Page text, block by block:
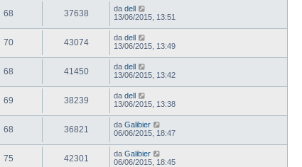
68 37638 da dell
13/06/2015, 13:51
70 43074 da dell
13/06/2015, 13:49
68 41450 da dell
13/06/2015, 13:42
69 38239 da dell
13/06/2015, 13:38
68 36821 da Galibier
06/06/2015, 18:47
75 42301 da Galibier
06/06/2015, 18:45